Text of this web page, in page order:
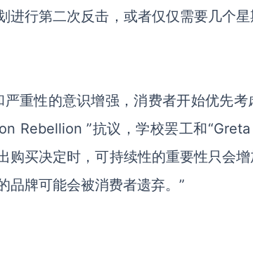
进行第二次反击，或者仅仅需要几个
重性的意识增强，消费者开始优先
Rebellion ”抗议，学校罢工和
购买决定时，可持续性的重要性只会
品牌可能会被消费者遗弃。”